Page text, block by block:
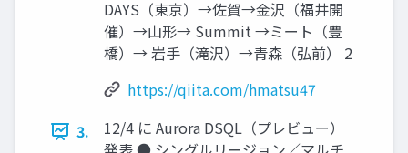
DAYS（東京）→佐賀→金沢（福井開
催）→山形→ Summit →ミート（豊
橋）→ 岩手（滝沢）→青森（弘前） 2
https://qiita.com/hmatsu47
3.
12/4 に Aurora DSQL（プレビュー）